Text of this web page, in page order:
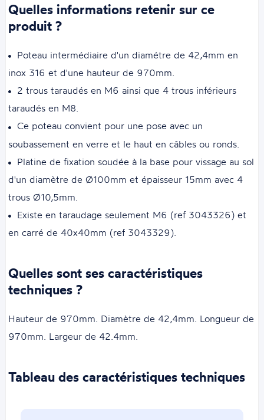
Quelles informations retenir sur ce
produit ?
Poteau intermédiaire d'un diamétre de 42,4mm en
inox 316 et d'une hauteur de 970mm.
2 trous taraudés en M6 ainsi que 4 trous inférieurs
taraudés en M8.
Ce poteau convient pour une pose avec un
soubassement en verre et le haut en câbles ou ronds.
Platine de fixation soudée à la base pour vissage au sol
d'un diamètre de Ø100mm et épaisseur 15mm avec 4
trous Ø10,5mm.
Existe en taraudage seulement M6 (ref 3043326) et
en carré de 40x40mm (ref 3043329).
Quelles sont ses caractéristiques
techniques ?
Hauteur de 970mm. Diamètre de 42,4mm. Longueur de
970mm. Largeur de 42.4mm.
Tableau des caractéristiques techniques